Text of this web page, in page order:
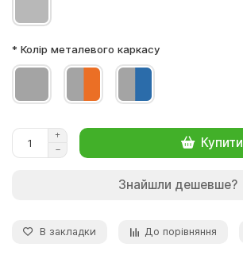
* Колір металевого каркасу
Купити
Знайшли дешевше?
В закладки До порівняння